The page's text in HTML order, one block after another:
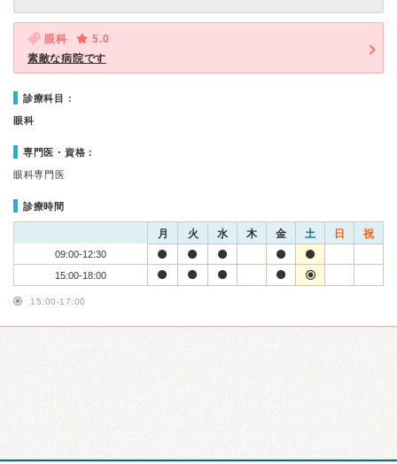
眼科
5.0
素敵な病院です
診療科目：
眼科
専門医・資格：
眼科専門医
診療時間
月 火 水 木 金 土 日 祝
09:00-12:30
15:00-18:00
15:00-17:00